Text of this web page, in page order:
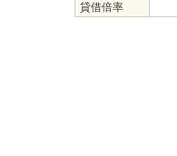
貸借倍率